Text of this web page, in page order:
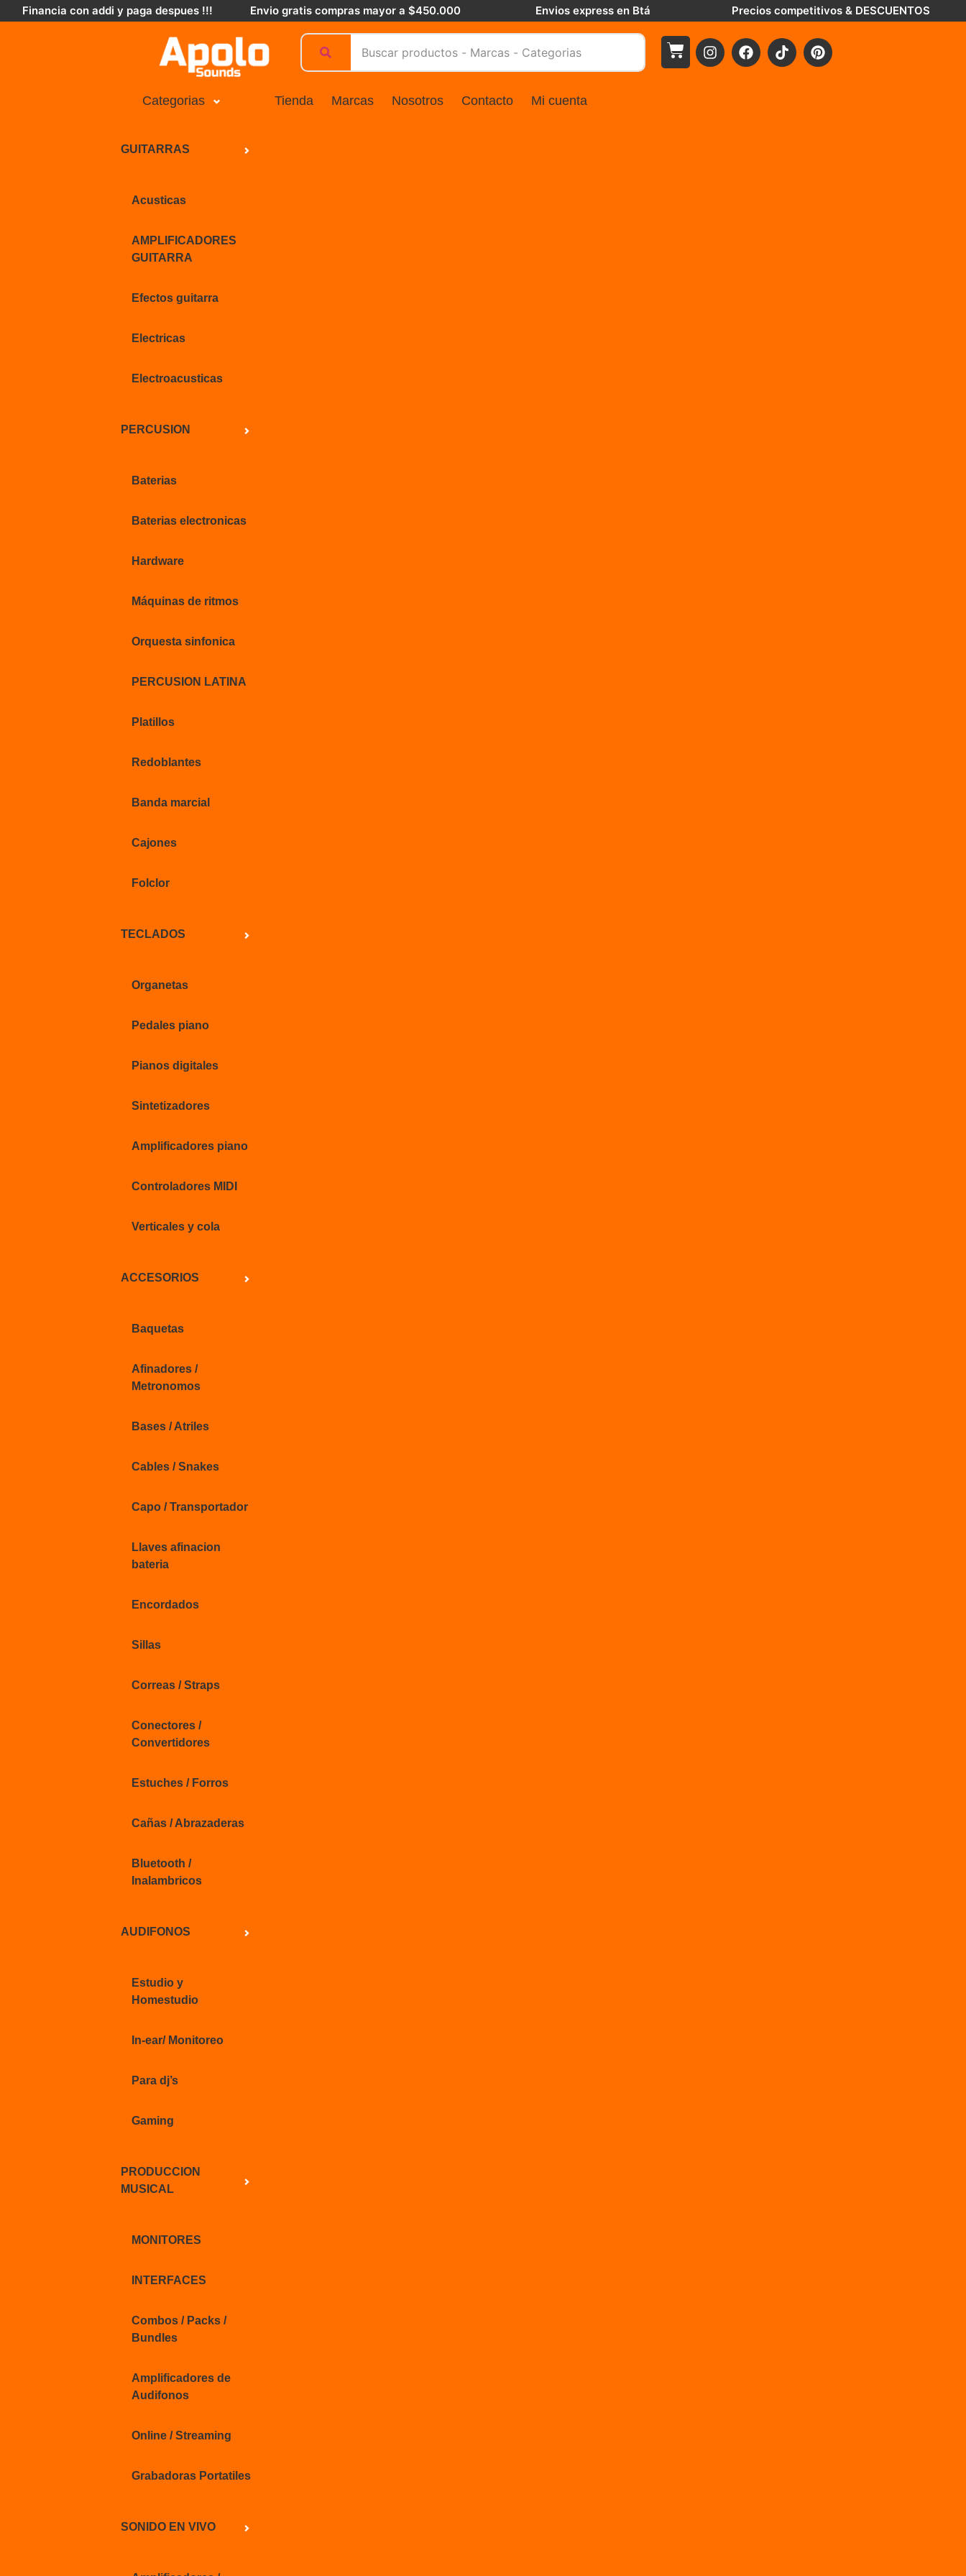
Financia con addi y paga despues !!! Envio gratis compras mayor a $450.000 Envios express en Btá Precios competitivos & DESCUENTOS
Categorias
GUITARRAS
Acusticas
AMPLIFICADORES
GUITARRA
Efectos guitarra
Electricas
Electroacusticas
PERCUSION
Baterias
Baterias electronicas
Hardware
Máquinas de ritmos
Orquesta sinfonica
PERCUSION LATINA
Platillos
Redoblantes
Banda marcial
Cajones
Folclor
TECLADOS
Organetas
Pedales piano
Pianos digitales
Sintetizadores
Amplificadores piano
Controladores MIDI
Verticales y cola
ACCESORIOS
Baquetas
Afinadores /
Metronomos
Bases / Atriles
Cables / Snakes
Capo / Transportador
Llaves afinacion
bateria
Encordados
Sillas
Correas / Straps
Conectores /
Convertidores
Estuches / Forros
Cañas / Abrazaderas
Bluetooth /
Inalambricos
AUDIFONOS
Estudio y
Homestudio
In-ear/ Monitoreo
Para dj’s
Gaming
PRODUCCION
MUSICAL
MONITORES
INTERFACES
Combos / Packs /
Bundles
Amplificadores de
Audifonos
Online / Streaming
Grabadoras Portatiles
SONIDO EN VIVO
Tienda Marcas Nosotros Contacto Mi cuenta